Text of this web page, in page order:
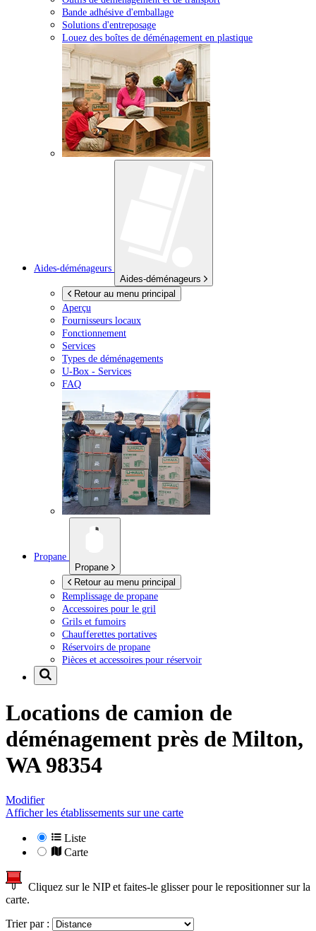
Bande adhésive d'emballage
Solutions d'entreposage
Louez des boîtes de déménagement en plastique
Aides-déménageurs
Aides-déménageurs
Retour au menu principal
Aperçu
Fournisseurs locaux
Fonctionnement
Services
Types de déménagements
U-Box - Services
FAQ
Propane
Propane
Retour au menu principal
Remplissage de propane
Accessoires pour le gril
Grils et fumoirs
Chaufferettes portatives
Réservoirs de propane
Pièces et accessoires pour réservoir
Locations de camion de
déménagement près de Milton,
WA 98354
Modifier
Afficher les établissements sur une carte
Liste
Carte
Cliquez sur le NIP et faites-le glisser pour le repositionner sur la
carte.
Trier par :